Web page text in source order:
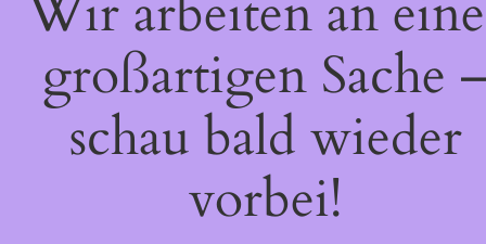
großartigen Sache
schau bald wieder
vorbei!